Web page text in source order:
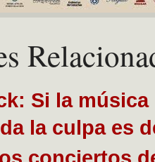
Si la música
la culpa es